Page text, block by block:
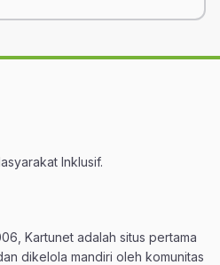
Inklusif.
Kartunet adalah situs pertama
dikelola mandiri oleh komunitas